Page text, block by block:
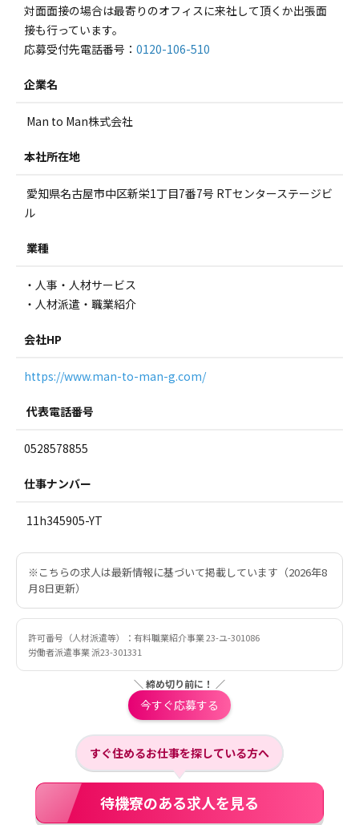
対面面接の場合は最寄りのオフィスに来社して頂くか出張面
接も行っています。
応募受付先電話番号： 0120-106-510
企業名
Man to Man株式会社
本社所在地
愛知県名古屋市中区新栄1丁目7番7号 RTセンターステージビ
ル
業種
・人事・人材サービス
・人材派遣・職業紹介
会社HP
https://www.man-to-man-g.com/
代表電話番号
0528578855
仕事ナンバー
11h345905-YT
※こちらの求人は最新情報に基づいて掲載しています（2026年8
月8日更新）
許可番号（人材派遣等）：有料職業紹介事業 23-ユ-301086
労働者派遣事業 派23-301331
＼ 締め切り前に！ ／
今すぐ応募する
すぐ住めるお仕事を探している方へ
待機寮のある求人を見る